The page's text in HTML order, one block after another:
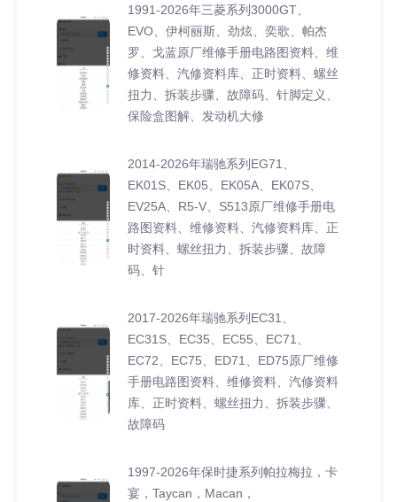
1991-2026年三菱系列3000GT、
EVO、伊柯丽斯、劲炫、奕歌、帕杰
罗、戈蓝原厂维修手册电路图资料、维
修资料、汽修资料库、正时资料、螺丝
扭力、拆装步骤、故障码、针脚定义、
保险盒图解、发动机大修
2014-2026年瑞驰系列EG71、
EK01S、EK05、EK05A、EK07S、
EV25A、R5-V、S513原厂维修手册电
路图资料、维修资料、汽修资料库、正
时资料、螺丝扭力、拆装步骤、故障
码、针
2017-2026年瑞驰系列EC31、
EC31S、EC35、EC55、EC71、
EC72、EC75、ED71、ED75原厂维修
手册电路图资料、维修资料、汽修资料
库、正时资料、螺丝扭力、拆装步骤、
故障码
1997-2026年保时捷系列帕拉梅拉，卡
宴，Taycan，Macan，